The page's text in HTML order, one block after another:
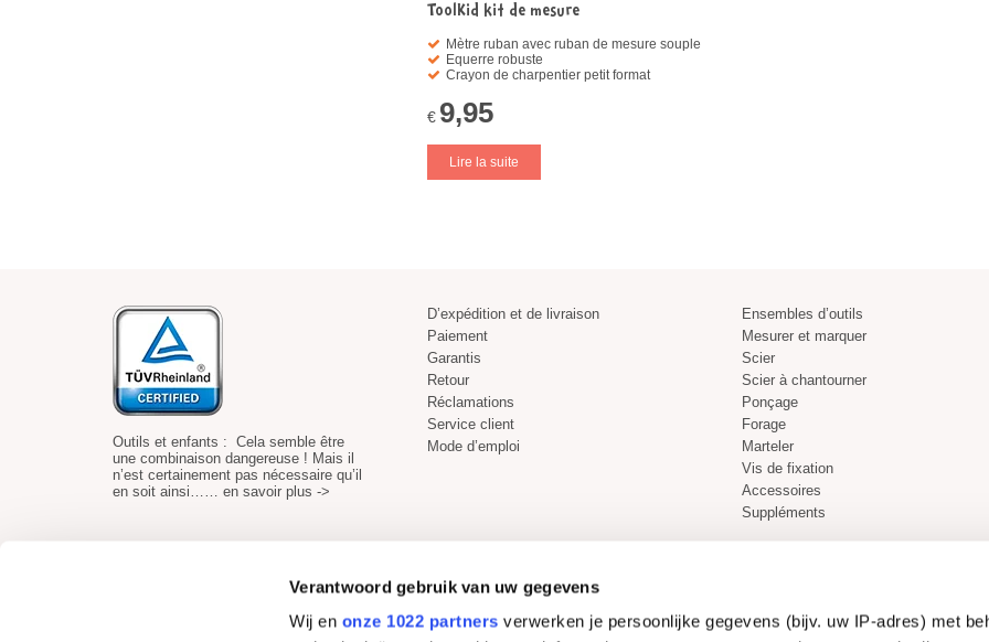
Verantwoord gebruik van uw gegevens
Wij en onze 1022 partners verwerken je persoonlijke gegevens (bijv. uw IP-adres) met
ToolKid kit de mesure
Mètre ruban avec ruban de mesure souple
Equerre robuste
Crayon de charpentier petit format
€ 9,95
Lire la suite
Outils et enfants : Cela semble être
une combinaison dangereuse ! Mais il
n’est certainement pas nécessaire qu’il
en soit ainsi…… en savoir plus ->
D’expédition et de livraison
Paiement
Garantis
Retour
Réclamations
Service client
Mode d’emploi
Ensembles d’outils
Mesurer et marquer
Scier
Scier à chantourner
Ponçage
Forage
Marteler
Vis de fixation
Accessoires
Suppléments
Paiement sécurisé Acheter en toute sécurité